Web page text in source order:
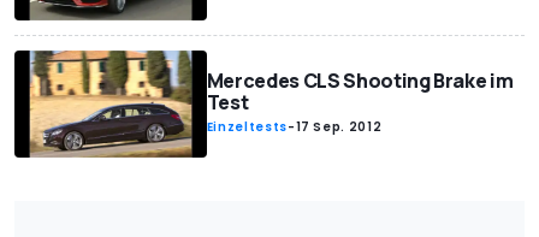
Mercedes CLS Shooting Brake im
Test
Einzeltests-17 Sep. 2012